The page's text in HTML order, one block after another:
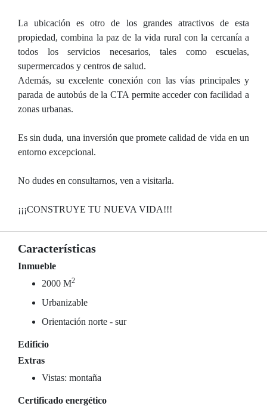
La ubicación es otro de los grandes atractivos de esta
propiedad, combina la paz de la vida rural con la cercanía a
todos los servicios necesarios, tales como escuelas,
supermercados y centros de salud.
Además, su excelente conexión con las vías principales y
parada de autobús de la CTA permite acceder con facilidad a
zonas urbanas.
Es sin duda, una inversión que promete calidad de vida en un
entorno excepcional.
No dudes en consultarnos, ven a visitarla.
¡¡¡CONSTRUYE TU NUEVA VIDA!!!
Características
Inmueble
2000 M2
Urbanizable
Orientación norte - sur
Edificio
Extras
Vistas: montaña
Certificado energético